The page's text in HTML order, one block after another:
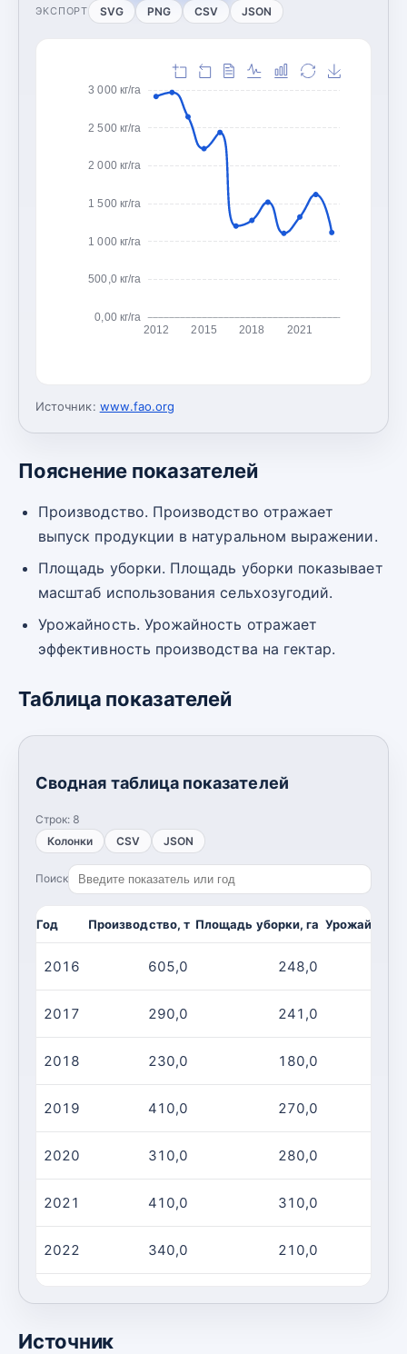
ЭКСПОРТ SVG PNG CSV JSON
0,00 кг/га
500,0 кг/га
1 000 кг/га
1 500 кг/га
2 000 кг/га
2 500 кг/га
3 000 кг/га
2012 2015 2018 2021
Источник: www.fao.org
Пояснение показателей
Производство. Производство отражает
выпуск продукции в натуральном выражении.
Площадь уборки. Площадь уборки показывает
масштаб использования сельхозугодий.
Урожайность. Урожайность отражает
эффективность производства на гектар.
Таблица показателей
Сводная таблица показателей
Строк: 8
Колонки
CSV JSON
Поиск
Год Производство, т Площадь уборки, га
2016 605,0 248,0
2017 290,0 241,0
2018 230,0 180,0
2019 410,0 270,0
2020 310,0 280,0
2021 410,0 310,0
2022 340,0 210,0
Источник